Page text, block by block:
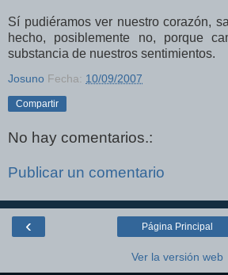
Sí pudiéramos ver nuestro corazón,
hecho, posiblemente no, porque
substancia de nuestros sentimientos.
Josuno Fecha: 10/09/2007
Compartir
No hay comentarios.:
Publicar un comentario
‹ Página Principal
Ver la versión web